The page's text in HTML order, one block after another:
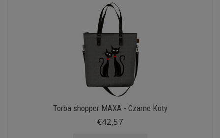
Torba shopper MAXA - Czarne Koty
€42,57